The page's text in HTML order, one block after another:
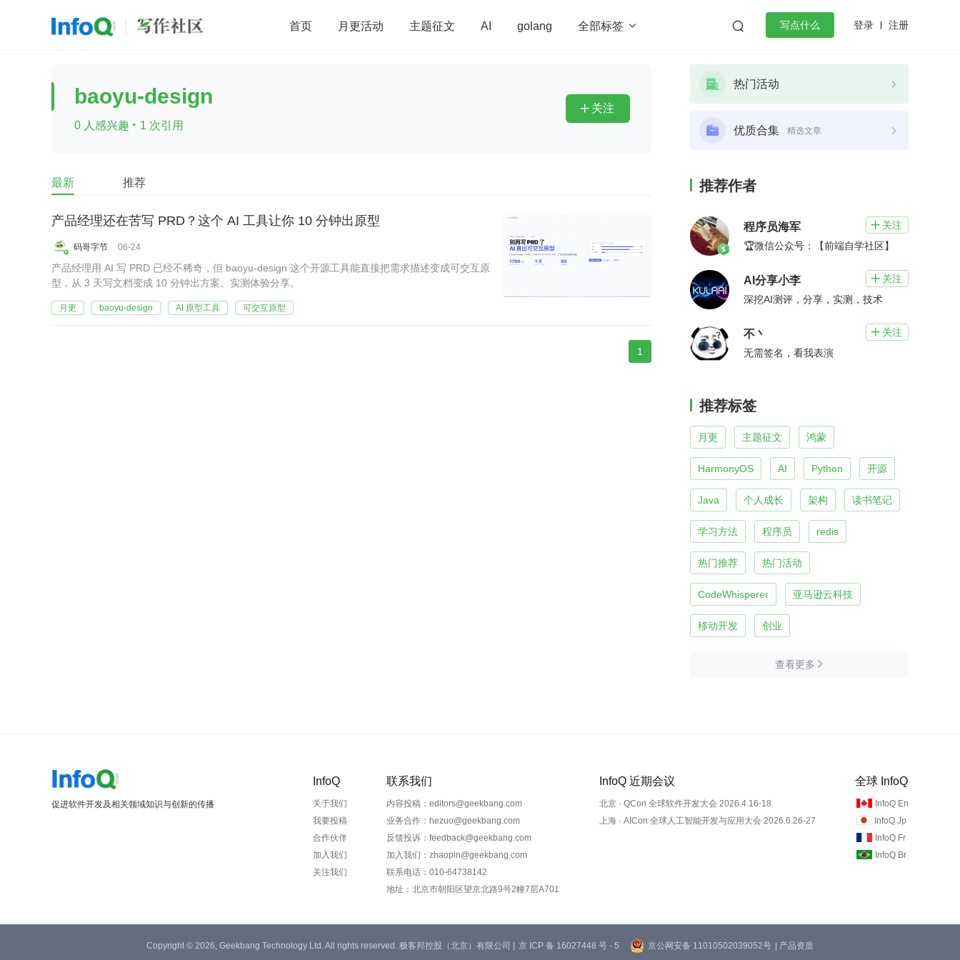
首页 月更活动 主题征文 AI golang 全部标签   写点什么 登录 注册
前端 AI 大数据 redis
查看更多
baoyu-design
0 人感兴趣 · 1 次引用
 关注
最新 推荐
产品经理还在苦写 PRD？这个 AI 工具让你 10 分钟出原型
码哥字节 06-24
产品经理用 AI 写 PRD 已经不稀奇，但 baoyu-design 这个开源工具能直接把需求描述变成可交互原
型，从 3 天写文档变成 10 分钟出方案。实测体验分享。
月更 baoyu-design AI 原型工具 可交互原型
1
热门活动
优质合集 精选文章
推荐作者
程序员海军  关注
🏆微信公众号：【前端自学社区】
AI分享小李  关注
深挖AI测评，分享，实测，技术
不丶  关注
无需签名，看我表演
推荐标签
月更 主题征文 鸿蒙
HarmonyOS AI Python 开源
Java 个人成长 架构 读书笔记
学习方法 程序员 redis
热门推荐 热门活动
CodeWhisperer 亚马逊云科技
移动开发 创业
查看更多 
促进软件开发及相关领域知识与创新的传播
InfoQ
关于我们
我要投稿
合作伙伴
加入我们
关注我们
联系我们
内容投稿：editors@geekbang.com
业务合作：hezuo@geekbang.com
反馈投诉：feedback@geekbang.com
加入我们：zhaopin@geekbang.com
联系电话：010-64738142
地址：北京市朝阳区望京北路9号2幢7层A701
InfoQ 近期会议
北京 · QCon 全球软件开发大会 2026.4.16-18
上海 · AICon 全球人工智能开发与应用大会 2026.6.26-27
全球 InfoQ
InfoQ En
InfoQ Jp
InfoQ Fr
InfoQ Br
Copyright © 2026, Geekbang Technology Ltd. All rights reserved. 极客邦控股（北京）有限公司 | 京 ICP 备 16027448 号 - 5 京公网安备 11010502039052号 | 产品资质